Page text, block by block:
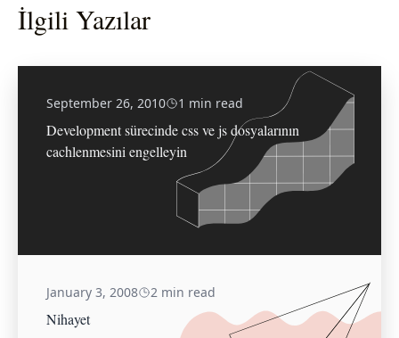
İlgili Yazılar
September 26, 2010 1 min read
Development sürecinde css ve js dosyalarının
cachlenmesini engelleyin
January 3, 2008 2 min read
Nihayet